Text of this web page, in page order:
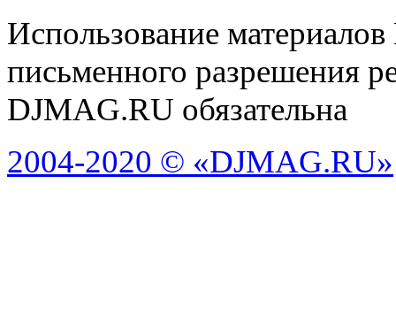
Использование
письменного разрешения
DJMAG.RU обязательна
2004-2020 © «DJMAG.RU»